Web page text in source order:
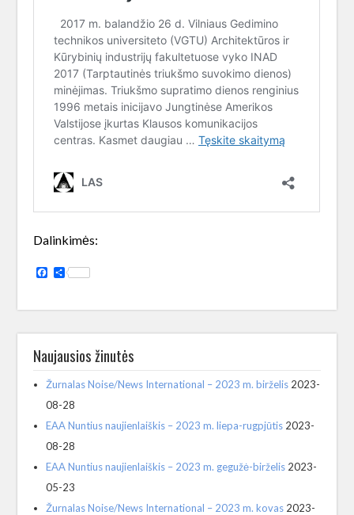
Dalinkimės:
Facebook
Share
Naujausios žinutės
Žurnalas Noise/News International – 2023 m. birželis 2023-
08-28
EAA Nuntius naujienlaiškis – 2023 m. liepa-rugpjūtis 2023-
08-28
EAA Nuntius naujienlaiškis – 2023 m. gegužė-birželis 2023-
05-23
Žurnalas Noise/News International – 2023 m. kovas 2023-